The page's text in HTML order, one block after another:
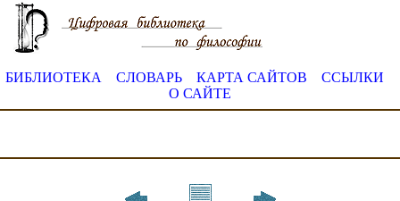
БИБЛИОТЕКА СЛОВАРЬ КАРТА САЙТОВ
ССЫЛКИ
О САЙТЕ